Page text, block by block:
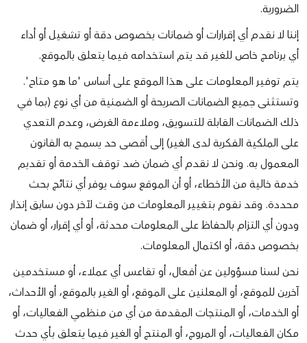
الضرورية.
إننا لا نقدم أي إقرارات أو ضمانات بخصوص دقة أو تشغيل أو أداء
أي برنامج خاص للغير قد يتم استخدامه فيما يتعلق بالموقع.
يتم توفير المعلومات على هذا الموقع على أساس 'ما هو متاح'.
وتستثنى جميع الضمانات الصريحة أو الضمنية من أي نوع (بما في
ذلك الضمانات القابلة للتسويق، وملاءمة الغرض، وعدم التعدي
على الملكية الفكرية لدى الغير) إلى أقصى حد يسمح به القانون
المعمول به. ونحن لا نقدم أي ضمان ضد توقف الخدمة أو تقديم
خدمة خالية من الأخطاء، أو أن الموقع سوف يوفر أي نتائج بحث
محددة. وقد نقوم بتغيير المعلومات من وقت لآخر دون سابق إنذار
ودون أي التزام بالحفاظ على المعلومات محدثة، أو أي إقرار، أو ضمان
بخصوص دقة، أو اكتمال المعلومات.
نحن لسنا مسؤولين عن أفعال، أو تقاعس أي عملاء، أو مستخدمين
آخرين للموقع، أو المعلنين على الموقع، أو الغير بالموقع، أو الأحداث،
أو الخدمات، أو المنتجات المقدمة من أي من منظمي الفعاليات، أو
مكان الفعاليات، أو المروج، أو المنتج أو الغير فيما يتعلق بأي حدث